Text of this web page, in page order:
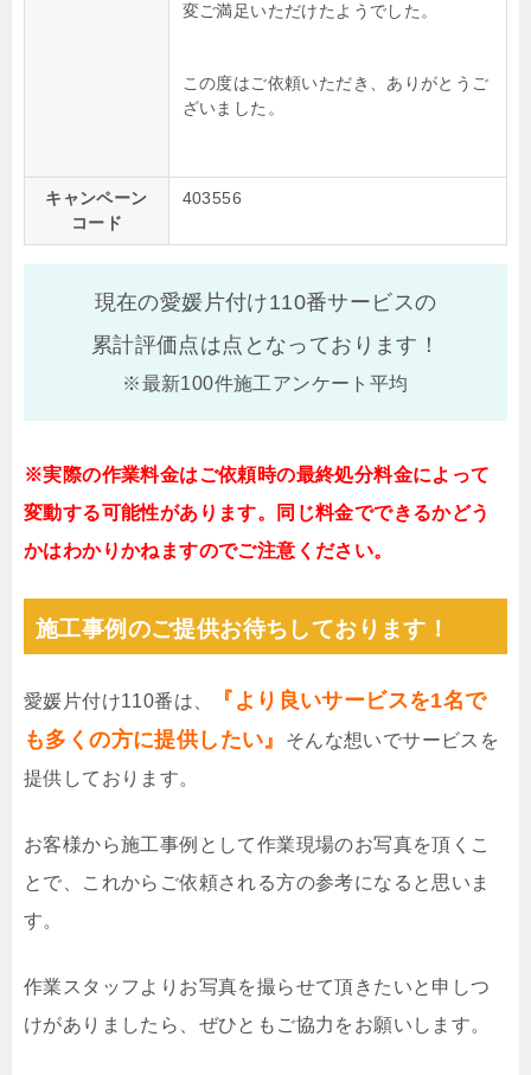
変ご満足いただけたようでした。
この度はご依頼いただき、ありがとうご
ざいました。
キャンペーン
コード
403556
現在の愛媛片付け110番サービスの
累計評価点は点となっております！
※最新100件施工アンケート平均
※実際の作業料金はご依頼時の最終処分料金によって
変動する可能性があります。同じ料金でできるかどう
かはわかりかねますのでご注意ください。
施工事例のご提供お待ちしております！
愛媛片付け110番は、
『より良いサービスを1名で
も多くの方に提供したい』
そんな想いでサービスを
提供しております。
お客様から施工事例として作業現場のお写真を頂くこ
とで、これからご依頼される方の参考になると思いま
す。
作業スタッフよりお写真を撮らせて頂きたいと申しつ
けがありましたら、ぜひともご協力をお願いします。